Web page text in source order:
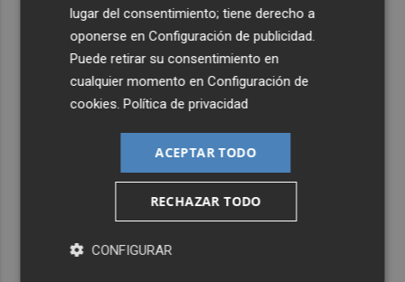
lugar del consentimiento; tiene derecho a
oponerse enConfiguración de publicidad.
Puede retirar su consentimiento en
cualquier momento enConfiguración de
cookies.Política de privacidad
ACEPTAR TODO
RECHAZAR TODO
CONFIGURAR